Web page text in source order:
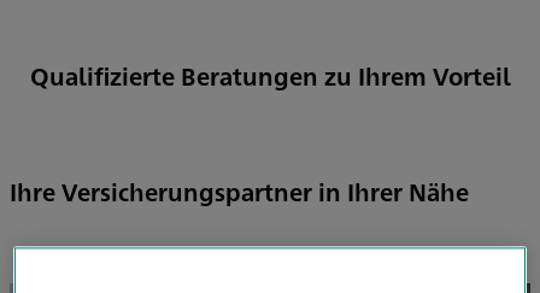
Qualifizierte Beratungen zu Ihrem Vorteil
Ihre Versicherungspartner in Ihrer Nähe